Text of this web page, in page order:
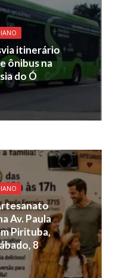
itinerário
ônibus na
do Ó
Av. Paula
Pirituba,
8